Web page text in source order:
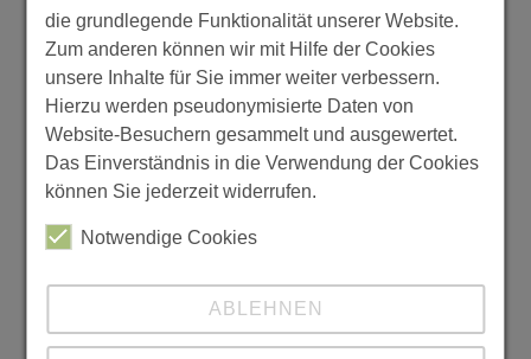
Name: Rainer Wörz, Musik
Nach meinem Realschulabschluss im Jahr 2008
hätte ich nicht gedacht, dass ich jemals wieder
eine Schule von innen sehen würde. Stattdessen
folgte zunächst eine Ausbildung und
Weiterbildung im Maschinenbau. 2017 wagte ich
dann einen großen beruflichen Schritt und
Musik. Heute bin ich zurück im Schulumfeld,
allerdings auf der anderen Seite des Pults: als
die grundlegende Funktionalität unserer Website.
Zum anderen können wir mit Hilfe der Cookies
unsere Inhalte für Sie immer weiter verbessern.
Hierzu werden pseudonymisierte Daten von
Website-Besuchern gesammelt und ausgewertet.
Das Einverständnis in die Verwendung der Cookies
können Sie jederzeit widerrufen.
Notwendige Cookies
ABLEHNEN